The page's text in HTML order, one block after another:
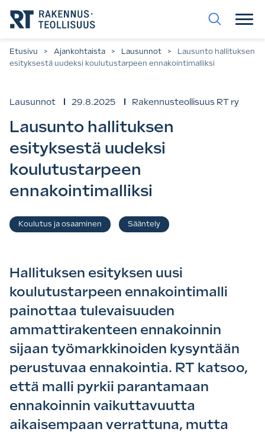
suoraan
sisältöön.
Etusivu > Ajankohtaista > Lausunnot >
Lausunto hallituksen
esityksestä uudeksi koulutustarpeen ennakointimalliksi
Lausunnot 29.8.2025 Rakennusteollisuus RT ry
Lausunto hallituksen
esityksestä uudeksi
koulutustarpeen
ennakointimalliksi
Asiasanat
Koulutus ja osaaminen Sääntely
Hallituksen esityksen uusi
koulutustarpeen ennakointimalli
painottaa tulevaisuuden
ammattirakenteen ennakoinnin
sijaan työmarkkinoiden kysyntään
perustuvaa ennakointia. RT katsoo,
että malli pyrkii parantamaan
ennakoinnin vaikuttavuutta
aikaisempaan verrattuna, mutta